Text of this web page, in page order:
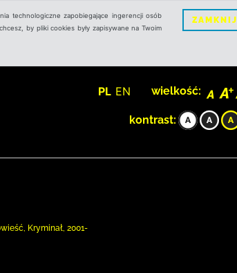
technologiczne zapobiegające ingerencji osób
by pliki cookies były zapisywane na Twoim
ZAMKNIJ
PL EN wielkość:
kontrast:
Kryminał, 2001-